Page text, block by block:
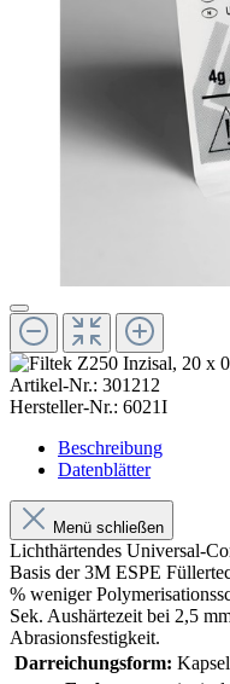
Artikel-Nr.: 301212
Hersteller-Nr.: 6021I
Beschreibung
Datenblätter
Menü schließen
Lichthärtendes Universal-
Basis der 3M ESPE
% weniger
Sek. Aushärtezeit bei 2,5
Abrasionsfestigkeit.
Darreichungsform: